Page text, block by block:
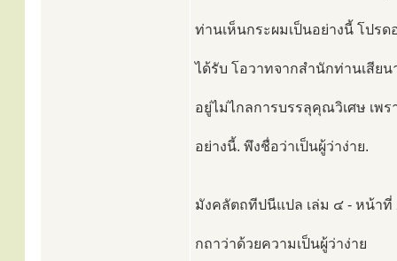
ท่านเห็นกระผมเป็นอย่างนี้ โปร
ได้รับ โอวาทจากสำนักท่านเสีย
อยู่ไม่ไกลการบรรลุคุณวิเศษ เพ
อย่างนี้. พึงชื่อว่าเป็นผู้ว่าง่าย.
มังคลัตถทีปนีแปล เล่ม ๔ - หน้าที่
กถาว่าด้วยความเป็นผู้ว่าง่าย